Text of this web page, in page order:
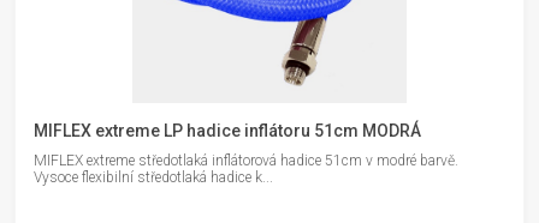
MIFLEX extreme LP hadice inflátoru 51cm MODRÁ
MIFLEX extreme středotlaká inflátorová hadice 51cm v modré barvě.
Vysoce flexibilní středotlaká hadice k...